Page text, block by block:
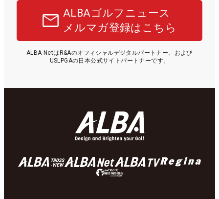
ALBAゴルフニュース
メルマガ登録はこちら
ALBA NetはR&Aのオフィシャルデジタルパートナー、および
USLPGAの日本公式サイトパートナーです。